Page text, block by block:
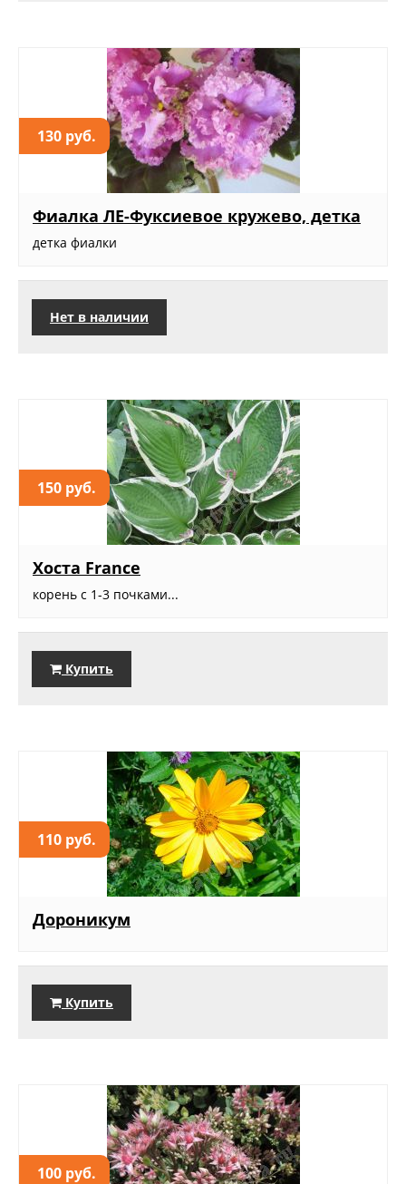
130 руб.
Фиалка ЛЕ-Фуксиевое кружево, детка
детка фиалки
Нет в наличии
150 руб.
Хоста France
корень с 1-3 почками...
Купить
110 руб.
Дороникум
Купить
100 руб.